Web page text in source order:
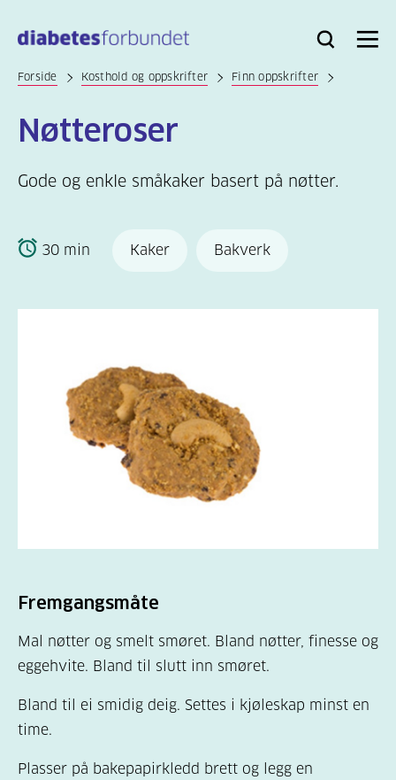
hovedinnhold
Bli
Logg
Søk Meny
Forside Kosthold og oppskrifter Finn oppskrifter
Nøtteroser
Gode og enkle småkaker basert på nøtter.
30 min Kaker Bakverk
Fremgangsmåte
Mal nøtter og smelt smøret. Bland nøtter, finesse og
eggehvite. Bland til slutt inn smøret.
Bland til ei smidig deig. Settes i kjøleskap minst en
time.
Plasser på bakepapirkledd brett og legg en